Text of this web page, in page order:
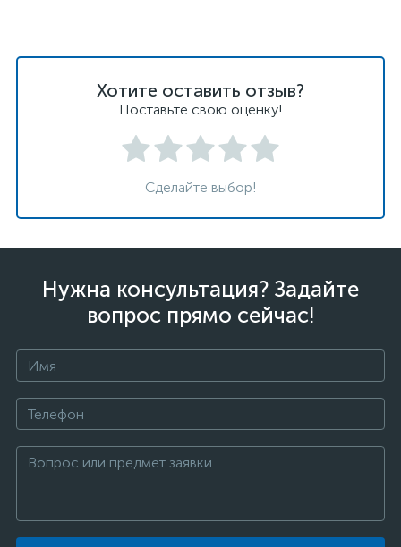
Хотите оставить отзыв?
Поставьте свою оценку!
Сделайте выбор!
Нужна консультация? Задайте
вопрос прямо сейчас!